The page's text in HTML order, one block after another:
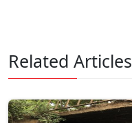
Related Articles